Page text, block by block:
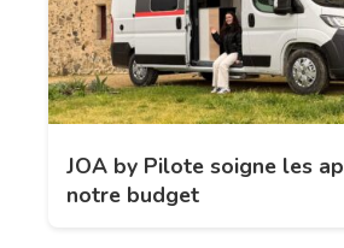
JOA by Pilote soigne les
notre budget